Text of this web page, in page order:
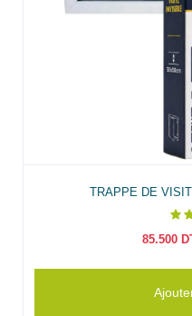
TRAPPE DE
85.500